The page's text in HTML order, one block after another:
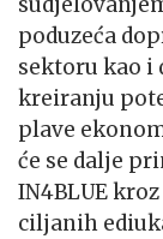
poduzeća
sektoru kao i
kreiranju
plave
će se dalje
IN4BLUE
ciljanih